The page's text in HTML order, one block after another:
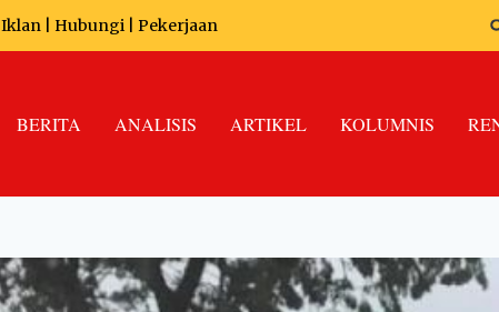
Iklan Hubungi Pekerjaan
BERITA ANALISIS ARTIKEL KOLUMNIS